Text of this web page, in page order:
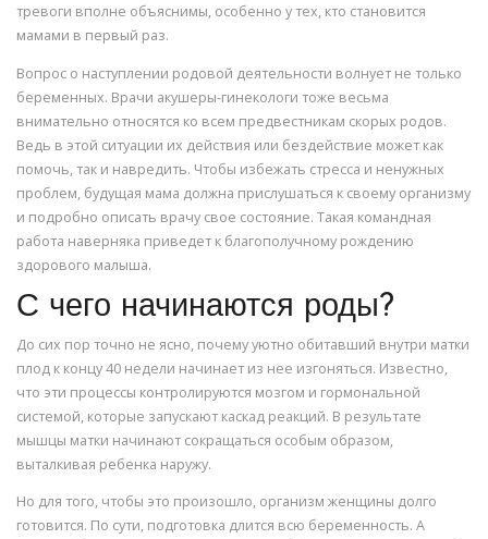
тревоги вполне объяснимы, особенно у тех, кто становится
мамами в первый раз.
Вопрос о наступлении родовой деятельности волнует не только
беременных. Врачи акушеры-гинекологи тоже весьма
внимательно относятся ко всем предвестникам скорых родов.
Ведь в этой ситуации их действия или бездействие может как
помочь, так и навредить. Чтобы избежать стресса и ненужных
проблем, будущая мама должна прислушаться к своему организму
и подробно описать врачу свое состояние. Такая командная
работа наверняка приведет к благополучному рождению
здорового малыша.
С чего начинаются роды?
До сих пор точно не ясно, почему уютно обитавший внутри матки
плод к концу 40 недели начинает из нее изгоняться. Известно,
что эти процессы контролируются мозгом и гормональной
системой, которые запускают каскад реакций. В результате
мышцы матки начинают сокращаться особым образом,
выталкивая ребенка наружу.
Но для того, чтобы это произошло, организм женщины долго
готовится. По сути, подготовка длится всю беременность. А